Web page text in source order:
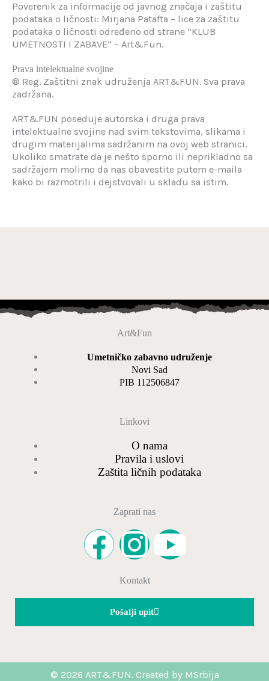
Poverenik za informacije od javnog značaja i zaštitu
podataka o ličnosti: Mirjana Patafta – lice za zaštitu
podataka o ličnosti određeno od strane “KLUB
UMETNOSTI I ZABAVE” – Art&Fun.
Prava intelektualne svojine
® Reg. Zaštitni znak udruženja ART&FUN. Sva prava
zadržana.
ART&FUN poseduje autorska i druga prava
intelektualne svojine nad svim tekstovima, slikama i
drugim materijalima sadržanim na ovoj web stranici.
Ukoliko smatrate da je nešto sporno ili neprikladno sa
sadržajem molimo da nas obavestite putem e-maila
kako bi razmotrili i dejstvovali u skladu sa istim.
Art&Fun
Umetničko zabavno udruženje
Novi Sad
PIB 112506847
Linkovi
O nama
Pravila i uslovi
Zaštita ličnih podataka
Zaprati nas
F
c
e
b
I
n
s
t
a
Y
u
t
u
Kontakt
Pošalji upit
© 2026 ART&FUN. Created by MSrbija